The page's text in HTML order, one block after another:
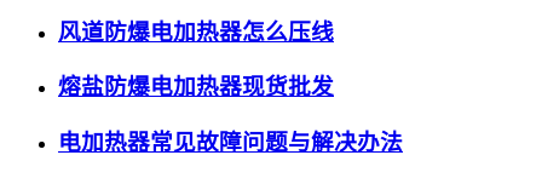
风道防爆电加热器怎么压线
熔盐防爆电加热器现货批发
电加热器常见故障问题与解决办法